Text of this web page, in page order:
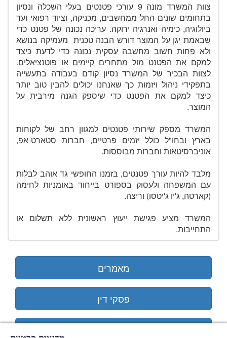
צוות המשרד מונה 9 עורכי פטנטים בעלי השכלה ונסיון
בתחומים שונים החל ממחשבים, מכניקה, וציוד רפואי ועד
ביולוגיה, כימיה ואנרגיה ירוקה. עריכה נכונה של פטנט כדי
שבאמת יגן על המוצר דורש הבנה טכנית מעמיקה בנושא
ולא פחות חשוב מחשבה עסקית נכונה כדי לדעת כיצד
למקם את הפטנט מול מתחרים קיימים או פוטנציאלים.
לצוות הבכיר של המשרד נסיון קודם בעבודה בתעשייה
בתפקידי ניהול ויזמות כך שאנחנו יכולים להבין טוב יותר
כיצד למקם את הפטנט כדי שיספק הגנה מירבית על
המוצר.
המשרד מספק שירותי פטנטים למגוון רחב של לקוחות
בארץ ובחו"ל כולל יזמים פרטיים, חברות סטארט-אפ,
אוניברסיטאות וחברות מבוססות.
מלבד להיות עורך פטנטים, בזמנו החופשי גד אוהב לבלות
עם המשפחה ולעסוק בספורט בייחוד באומניות לחימה
(קארטה, ג'יו ג'יטסו) וריצה.
המשרד מציע פגישת ייעוץ ראשונית ללא תשלום או
התחייבות.
מאמרים
פסקי דין